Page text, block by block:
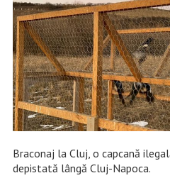
Braconaj la Cluj, o capcană
depistată lângă Cluj-Napoca.